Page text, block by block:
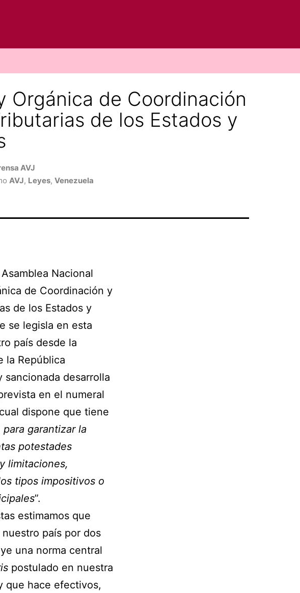
Orgánica de Coordinación
de los Estados y
AVJ
AVJ, Leyes, Venezuela
Nacional
de Coordinación y
de los Estados y
se legisla en esta
país desde la
la República
sancionada desarrolla
en el numeral
dispone que tiene
garantizar la
potestades
limitaciones,
tipos impositivos o
”.
estimamos que
país por dos
una norma central
postulado en nuestra
que hace efectivos,